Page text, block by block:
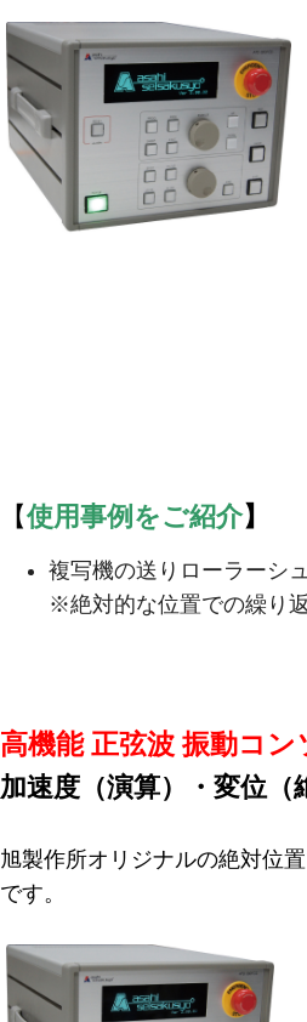
【使用事例をご紹介】
複写機の送りローラーシ
※絶対的な位置での繰り
高機能 正弦波 振動コン
加速度（演算）・変位
旭製作所オリジナルの絶対位
です。